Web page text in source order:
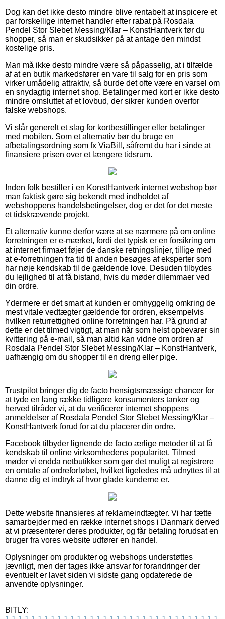
Dog kan det ikke desto mindre blive rentabelt at inspicere et
par forskellige internet handler efter rabat på Rosdala
Pendel Stor Slebet Messing/Klar – KonstHantverk før du
shopper, så man er skudsikker på at antage den mindst
kostelige pris.
Man må ikke desto mindre være så påpasselig, at i tilfælde
af at en butik markedsfører en vare til salg for en pris som
virker umådelig attraktiv, så burde det ofte være en varsel om
en snydagtig internet shop. Betalinger med kort er ikke desto
mindre omsluttet af et lovbud, der sikrer kunden overfor
falske webshops.
Vi slår generelt et slag for kortbestillinger eller betalinger
med mobilen. Som et alternativ bør du bruge en
afbetalingsordning som fx ViaBill, såfremt du har i sinde at
finansiere prisen over et længere tidsrum.
Inden folk bestiller i en KonstHantverk internet webshop bør
man faktisk gøre sig bekendt med indholdet af
webshoppens handelsbetingelser, dog er det for det meste
et tidskrævende projekt.
Et alternativ kunne derfor være at se nærmere på om online
forretningen er e-mærket, fordi det typisk er en forsikring om
at internet firmaet føjer de danske retningslinjer, tillige med
at e-forretningen fra tid til anden besøges af eksperter som
har nøje kendskab til de gældende love. Desuden tilbydes
du lejlighed til at få bistand, hvis du møder dilemmaer ved
din ordre.
Ydermere er det smart at kunden er omhyggelig omkring de
mest vitale vedtægter gældende for ordren, eksempelvis
hvilken returrettighed online forretningen har. På grund af
dette er det tilmed vigtigt, at man når som helst opbevarer sin
kvittering på e-mail, så man altid kan vidne om ordren af
Rosdala Pendel Stor Slebet Messing/Klar – KonstHantverk,
uafhængig om du shopper til en dreng eller pige.
Trustpilot bringer dig de facto hensigtsmæssige chancer for
at tyde en lang række tidligere konsumenters tanker og
herved tilråder vi, at du verificerer internet shoppens
anmeldelser af Rosdala Pendel Stor Slebet Messing/Klar –
KonstHantverk forud for at du placerer din ordre.
Facebook tilbyder lignende de facto ærlige metoder til at få
kendskab til online virksomhedens popularitet. Tilmed
møder vi endda netbutikker som gør det muligt at registrere
en omtale af ordreforløbet, hvilket ligeledes må udnyttes til at
danne dig et indtryk af hvor glade kunderne er.
Dette website finansieres af reklameindtægter. Vi har tætte
samarbejder med en række internet shops i Danmark derved
at vi præsenterer deres produkter, og får betaling forudsat en
bruger fra vores website udfører en handel.
Oplysninger om produkter og webshops understøttes
jævnligt, men der tages ikke ansvar for forandringer der
eventuelt er lavet siden vi sidste gang opdaterede de
anvendte oplysninger.
BITLY: